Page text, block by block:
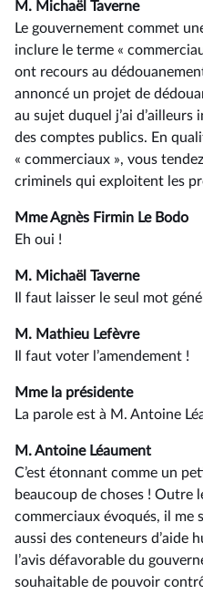
M. Michaël Taverne
Le gouvernement commet
inclure le terme «
ont recours au
annoncé un projet de
au sujet duquel j’ai
des comptes publics. En
« commerciaux », vous
criminels qui exploitent les
Mme Agnès Firmin Le Bodo
Eh oui !
M. Michaël Taverne
Il faut laisser le seul mot
M. Mathieu Lefèvre
Il faut voter l’amendement !
Mme la présidente
La parole est à M. Antoine
M. Antoine Léaument
C’est étonnant comme un
beaucoup de choses ! Outre
commerciaux évoqués, il me
aussi des conteneurs d’aide
l’avis défavorable du
souhaitable de pouvoir